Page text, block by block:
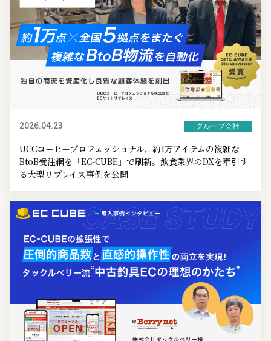
2026.04.23 グループ会社
UCCコーヒープロフェッショナル、約1万アイテムの複雑な
BtoB受注網を「EC-CUBE」で刷新。飲食業界のDXを牽引す
る大型リプレイス事例を公開